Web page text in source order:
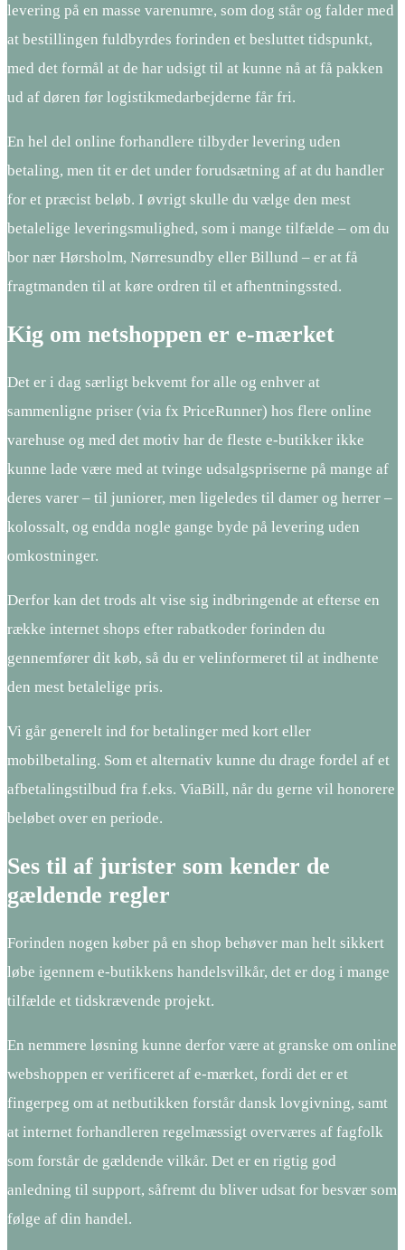
levering på en masse varenumre, som dog står og falder med
at bestillingen fuldbyrdes forinden et besluttet tidspunkt,
med det formål at de har udsigt til at kunne nå at få pakken
ud af døren før logistikmedarbejderne får fri.
En hel del online forhandlere tilbyder levering uden
betaling, men tit er det under forudsætning af at du handler
for et præcist beløb. I øvrigt skulle du vælge den mest
betalelige leveringsmulighed, som i mange tilfælde – om du
bor nær Hørsholm, Nørresundby eller Billund – er at få
fragtmanden til at køre ordren til et afhentningssted.
Kig om netshoppen er e-mærket
Det er i dag særligt bekvemt for alle og enhver at
sammenligne priser (via fx PriceRunner) hos flere online
varehuse og med det motiv har de fleste e-butikker ikke
kunne lade være med at tvinge udsalgspriserne på mange af
deres varer – til juniorer, men ligeledes til damer og herrer –
kolossalt, og endda nogle gange byde på levering uden
omkostninger.
Derfor kan det trods alt vise sig indbringende at efterse en
række internet shops efter rabatkoder forinden du
gennemfører dit køb, så du er velinformeret til at indhente
den mest betalelige pris.
Vi går generelt ind for betalinger med kort eller
mobilbetaling. Som et alternativ kunne du drage fordel af et
afbetalingstilbud fra f.eks. ViaBill, når du gerne vil honorere
beløbet over en periode.
Ses til af jurister som kender de
gældende regler
Forinden nogen køber på en shop behøver man helt sikkert
løbe igennem e-butikkens handelsvilkår, det er dog i mange
tilfælde et tidskrævende projekt.
En nemmere løsning kunne derfor være at granske om online
webshoppen er verificeret af e-mærket, fordi det er et
fingerpeg om at netbutikken forstår dansk lovgivning, samt
at internet forhandleren regelmæssigt overværes af fagfolk
som forstår de gældende vilkår. Det er en rigtig god
anledning til support, såfremt du bliver udsat for besvær som
følge af din handel.